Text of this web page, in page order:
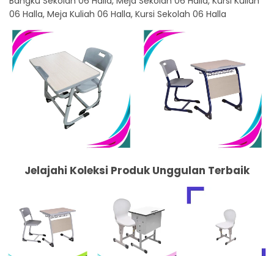
06 Halla, Meja Kuliah 06 Halla, Kursi Sekolah 06 Halla
Jelajahi Koleksi Produk Unggulan Terbaik